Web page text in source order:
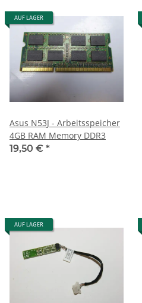
AUF LAGER
Asus N53J - Arbeitsspeicher
4GB RAM Memory DDR3
19,50 € *
AUF LAGER